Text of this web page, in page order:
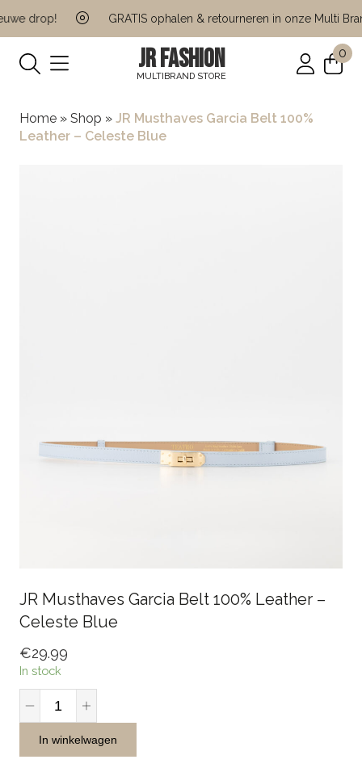
drop! GRATIS ophalen & retourneren in onze Multi
JR FASHION
MULTIBRAND STORE
0
Home » Shop » JR Musthaves Garcia Belt 100%
Leather – Celeste Blue
JR Musthaves Garcia Belt 100% Leather –
Celeste Blue
€29.99
In stock
Musthaves
Garcia
In winkelwagen